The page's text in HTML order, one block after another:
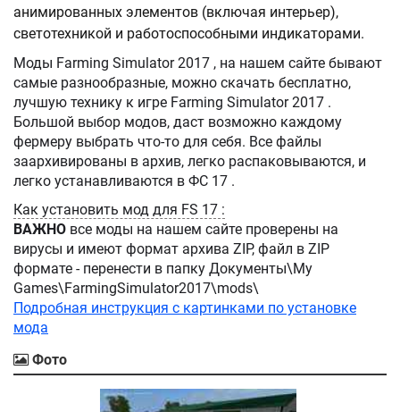
анимированных элементов (включая интерьер),
светотехникой и работоспособными индикаторами.
Моды Farming Simulator 2017 , на нашем сайте бывают
самые разнообразные, можно скачать бесплатно,
лучшую технику к игре Farming Simulator 2017 .
Большой выбор модов, даст возможно каждому
фермеру выбрать что-то для себя. Все файлы
заархивированы в архив, легко распаковываются, и
легко устанавливаются в ФС 17 .
Как установить мод для FS 17 :
ВАЖНО все моды на нашем сайте проверены на
вирусы и имеют формат архива ZIP, файл в ZIP
формате - перенести в папку Документы\My
Games\FarmingSimulator2017\mods\
Подробная инструкция с картинками по установке
мода
Фото